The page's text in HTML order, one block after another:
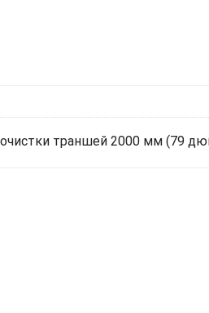
траншей 2000 мм (79